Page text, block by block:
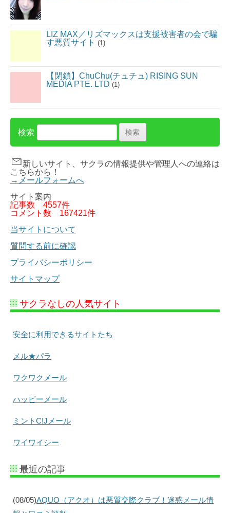
LIZ MAX／リズマックスは支援被害者の会で騙
す悪質サイト (1)
【閉鎖】ChuChu(チュチュ) RISING SUN
MEDIA PTE. LTD (1)
検索
新しいサイト、サクラの情報提供や管理人への連絡は
こちらから！
→メールフォームへ
サイト案内
記事数 4557件
コメント数 167421件
当サイトについて
質問する前に確認
プライバシーポリシー
サイトマップ
サクラなしの人気サイト
安全に利用できるサイトたち
メル★パラ
ワクワクメール
ハッピーメール
ミントC!Jメール
ワイワイシー
最近の記事
(08/05)AQUO（アクオ）は悪質交際クラブ！迷惑メール情